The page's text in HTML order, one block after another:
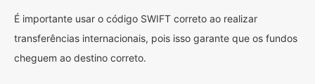
É importante usar o código SWIFT correto ao realizar
transferências internacionais, pois isso garante que os fundos
cheguem ao destino correto.